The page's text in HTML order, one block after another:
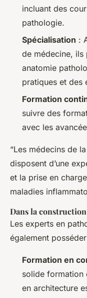
incluant des
pathologie.
Spécialisation :
de médecine, ils
anatomie
pratiques et des
Formation
suivre des
avec les
“Les médecins de
disposent d’une
et la prise en
maladies
Dans la construction
Les experts en
également
Formation en
solide formation
en architecture